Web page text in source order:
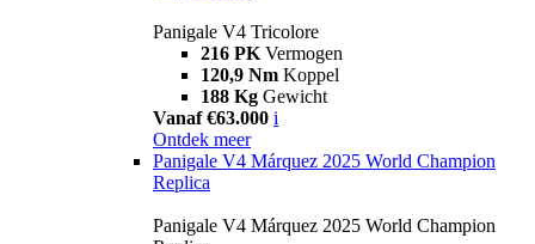
Panigale V4 Tricolore
216 PK Vermogen
120,9 Nm Koppel
188 Kg Gewicht
Vanaf €63.000 i
Ontdek meer
Panigale V4 Márquez 2025 World Champion
Replica
Panigale V4 Márquez 2025 World Champion